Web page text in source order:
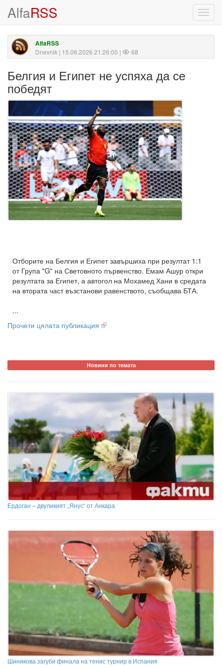
AlfaRSS
AlfaRSS
Dnevnik | 15.06.2026 21:26:00 | 68
Белгия и Египет не успяха да се
победят
Отборите на Белгия и Египет завършиха при резултат 1:1
от Група "G" на Световното първенство. Емам Ашур откри
резултата за Египет, а автогол на Мохамед Хани в средата
на втората част възстанови равенството, съобщава БТА.
...
Прочети цялата публикация
Новини по темата
Ердоган – двуликият „Янус“ от Анкара
Шиникова загуби финала на тенис турнир в Испания